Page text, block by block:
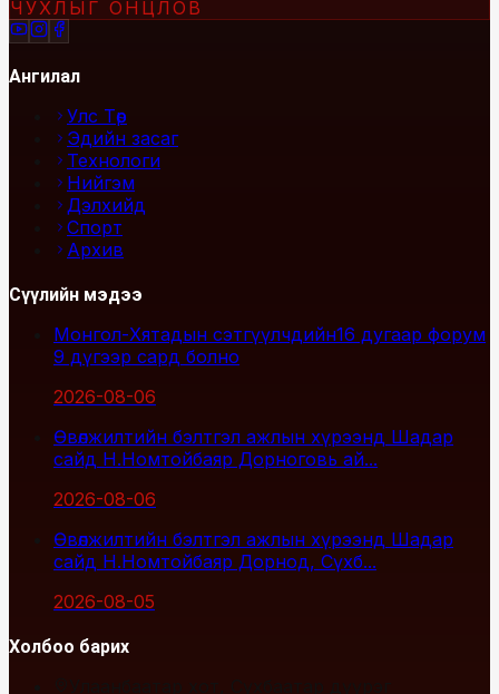
ЧУХЛЫГ ОНЦЛОВ
Ангилал
Улс Төр
Эдийн засаг
Технологи
Нийгэм
Дэлхийд
Спорт
Архив
Сүүлийн мэдээ
Монгол-Хятадын сэтгүүлчдийн16 дугаар форум
9 дүгээр сард болно
2026-08-06
Өвөлжилтийн бэлтгэл ажлын хүрээнд Шадар
сайд Н.Номтойбаяр Дорноговь ай...
2026-08-06
Өвөлжилтийн бэлтгэл ажлын хүрээнд Шадар
сайд Н.Номтойбаяр Дорнод, Сүхб...
2026-08-05
Холбоо барих